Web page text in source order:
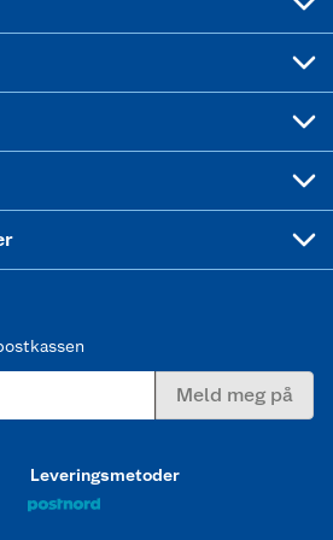
Meld meg på
Leveringsmetoder